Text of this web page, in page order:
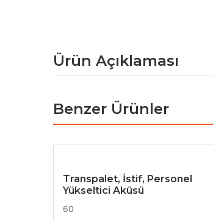
Ürün Açıklaması
Benzer Ürünler
Transpalet, İstif, Personel
Yükseltici Aküsü
60